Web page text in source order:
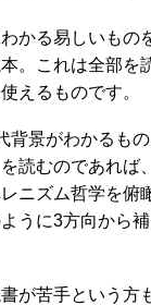
かる易しいもの
。これは全部を
えるものです。
背景がわかるも
読むのであれば
ニズム哲学を俯
うに3方向から
が苦手という方